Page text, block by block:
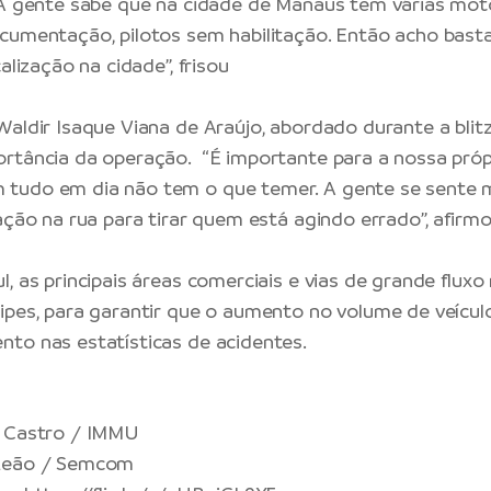
pilotos sem habilitação. Então acho
na cidade”, frisou
Isaque Viana de Araújo, abordado durante a
da operação. “É importante para a nossa
tudo em dia não tem o que temer. A gente se sente
na rua para tirar quem está agindo errado”,
as principais áreas comerciais e vias de grande
para garantir que o aumento no volume de
nas estatísticas de acidentes.
Castro / IMMU
/ Semcom